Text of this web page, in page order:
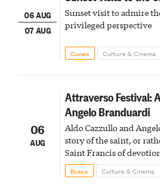
06 AUG
07 AUG
Sunset visit to admire
privileged perspective
Cuneo Culture & Cinema
06
AUG
Attraverso Festival:
Angelo Branduardi
Aldo Cazzullo and
story of the saint, or
Saint Francis of
to the birds, the stigmata
Busca Culture & Cinema